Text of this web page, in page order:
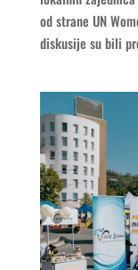
od strane UN
diskusije su bili